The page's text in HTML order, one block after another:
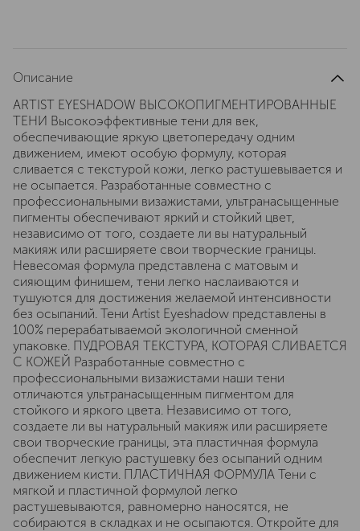
Описание
ARTIST EYESHADOW ВЫСОКОПИГМЕНТИРОВАННЫЕ
ТЕНИ Высокоэффективные тени для век,
обеспечивающие яркую цветопередачу одним
движением, имеют особую формулу, которая
сливается с текстурой кожи, легко растушевывается и
не осыпается. Разработанные совместно с
профессиональными визажистами, ультранасыщенные
пигменты обеспечивают яркий и стойкий цвет,
независимо от того, создаете ли вы натуральный
макияж или расширяете свои творческие границы.
Невесомая формула представлена с матовым и
сияющим финишем, тени легко наслаиваются и
тушуются для достижения желаемой интенсивности
без осыпаний. Тени Artist Eyeshadow представлены в
100% перерабатываемой экологичной сменной
упаковке. ПУДРОВАЯ ТЕКСТУРА, КОТОРАЯ СЛИВАЕТСЯ
С КОЖЕЙ Разработанные совместно с
профессиональными визажистами наши тени
отличаются ультранасыщенным пигментом для
стойкого и яркого цвета. Независимо от того,
создаете ли вы натуральный макияж или расширяете
свои творческие границы, эта пластичная формула
обеспечит легкую растушевку без осыпаний одним
движением кисти. ПЛАСТИЧНАЯ ФОРМУЛА Тени с
мягкой и пластичной формулой легко
растушевываются, равномерно наносятся, не
собираются в складках и не осыпаются. Откройте для